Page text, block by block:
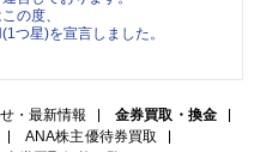
の度、
つ星)を宣言しました。
・最新情報
金券買取・換金
ANA株主優待券買取